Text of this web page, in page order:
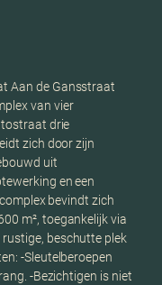
Aan de Gansstraat
van vier
drie
zich door zijn
uit
en een
bevindt zich
m², toegankelijk via
beschutte plek
-Sleutelberoepen
-Bezichtigen is niet